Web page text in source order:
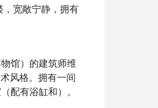
，宽敞宁静，拥有
馆）的建筑师维
风格。拥有一间
配有浴缸和）。